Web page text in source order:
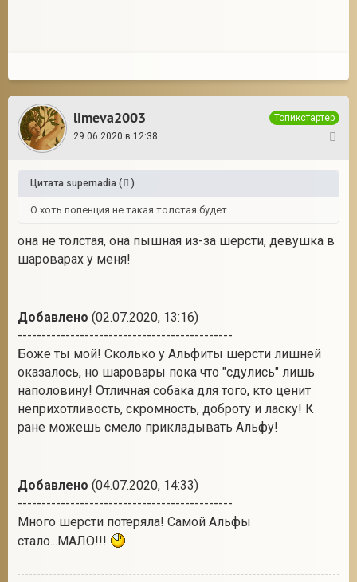
limeva2003
Топикстартер
29.06.2020 в 12:38
Цитата supernadia ( )
О хоть попенция не такая толстая будет
она не толстая, она пышная из-за шерсти, девушка в
шароварах у меня!
Добавлено (02.07.2020, 13:16)
---------------------------------------------
Боже ты мой! Сколько у Альфиты шерсти лишней
оказалось, но шаровары пока что "сдулись" лишь
наполовину! Отличная собака для того, кто ценит
неприхотливость, скромность, доброту и ласку! К
ране можешь смело прикладывать Альфу!
Добавлено (04.07.2020, 14:33)
---------------------------------------------
Много шерсти потеряла! Самой Альфы
стало...МАЛО!!!